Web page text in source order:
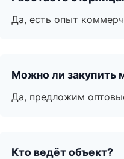
Да, есть опыт
Можно ли закупить
Да, предложим
Кто ведёт объект?